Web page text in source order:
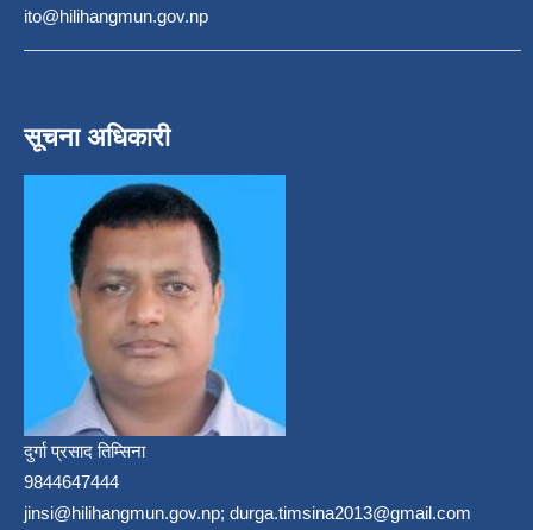
ito@hilihangmun.gov.np
सूचना अधिकारी
दुर्गा प्रसाद तिम्सिना
9844647444
jinsi@hilihangmun.gov.np; durga.timsina2013@gmail.com